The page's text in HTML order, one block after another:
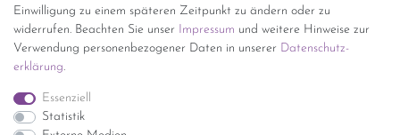
Einwilligung zu einem späteren Zeitpunkt zu ändern oder zu
widerrufen. Beachten Sie unser Impressum und weitere Hinweise zur
Verwendung personenbezogener Daten in unserer Daten­schutz­
erklärung.
Essenziell
Statistik
Wir kaufen an
Sie haben zuviel Porzellan im Schrank? Gerne kaufen wir dieses an.
Einfach unverbindliches Angebot anfordern.
*Endpreis inkl. MwSt. (Dieser Artikel unterliegt gem. § 25a
UStG der Differenzbesteuerung, ein Ausweis der